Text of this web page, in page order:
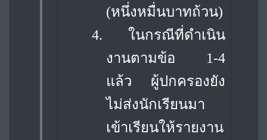
(หนึ่งหมื่นบาทถ้วน)
4.
ในกรณีที่ดำเนิน
งานตามข้อ 1-4
แล้ว ผู้ปกครองยัง
ไม่ส่งนักเรียนมา
เข้าเรียนให้รายงาน